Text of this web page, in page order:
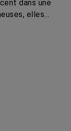
dans une
elles
Daniella,